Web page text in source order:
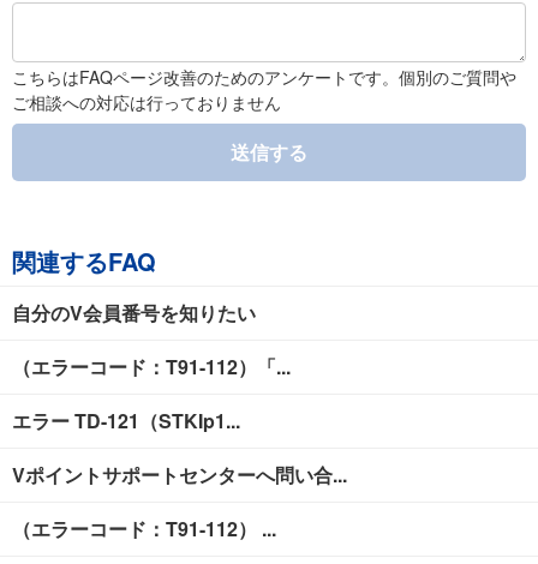
こちらはFAQページ改善のためのアンケートです。個別のご質問や
ご相談への対応は行っておりません
送信する
関連するFAQ
自分のV会員番号を知りたい
（エラーコード：T91-112）「...
エラー TD-121（STKIp1...
Vポイントサポートセンターへ問い合...
（エラーコード：T91-112） ...